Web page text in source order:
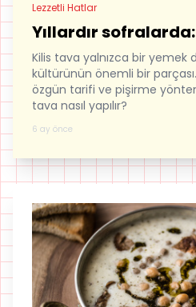
Lezzetli Hatlar
Yıllardır
Kilis tava yalnızca bir yemek
kültürünün önemli bir
özgün tarifi ve pişirme
tava nasıl yapılır?
6 ay önce